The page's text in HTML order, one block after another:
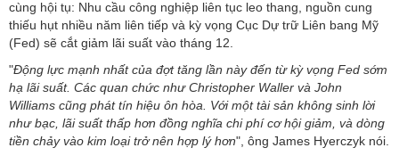
cùng hội tụ: Nhu cầu công nghiệp liên tục leo thang, nguồn cung
thiếu hụt nhiều năm liên tiếp và kỳ vọng Cục Dự trữ Liên bang Mỹ
(Fed) sẽ cắt giảm lãi suất vào tháng 12.
"Động lực mạnh nhất của đợt tăng lần này đến từ kỳ vọng Fed sớm
hạ lãi suất. Các quan chức như Christopher Waller và John
Williams cũng phát tín hiệu ôn hòa. Với một tài sản không sinh lời
như bạc, lãi suất thấp hơn đồng nghĩa chi phí cơ hội giảm, và dòng
tiền chảy vào kim loại trở nên hợp lý hơn", ông James Hyerczyk nói.